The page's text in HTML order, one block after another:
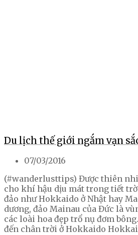
Du lịch thế giới ngắm vạn
07/03/2016
(#wanderlusttips) Được thiên
cho khí hậu dịu mát trong tiết
đảo như Hokkaido ở Nhật hay
dương, đảo Mainau của Đức là
các loài hoa đẹp trổ nụ đơm
đến chân trời ở Hokkaido